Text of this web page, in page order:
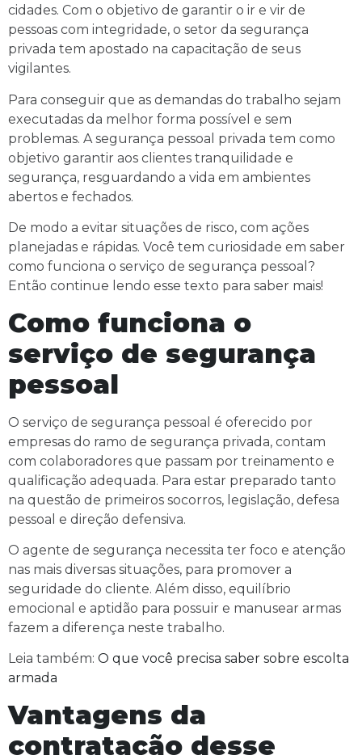
cidades. Com o objetivo de garantir o ir e vir de
pessoas com integridade, o setor da segurança
privada tem apostado na capacitação de seus
vigilantes.
Para conseguir que as demandas do trabalho sejam
executadas da melhor forma possível e sem
problemas. A segurança pessoal privada tem como
objetivo garantir aos clientes tranquilidade e
segurança, resguardando a vida em ambientes
abertos e fechados.
De modo a evitar situações de risco, com ações
planejadas e rápidas. Você tem curiosidade em saber
como funciona o serviço de segurança pessoal?
Então continue lendo esse texto para saber mais!
Como funciona o
serviço de segurança
pessoal
O serviço de segurança pessoal é oferecido por
empresas do ramo de segurança privada, contam
com colaboradores que passam por treinamento e
qualificação adequada. Para estar preparado tanto
na questão de primeiros socorros, legislação, defesa
pessoal e direção defensiva.
O agente de segurança necessita ter foco e atenção
nas mais diversas situações, para promover a
seguridade do cliente. Além disso, equilíbrio
emocional e aptidão para possuir e manusear armas
fazem a diferença neste trabalho.
Leia também: O que você precisa saber sobre escolta
armada
Vantagens da
contratação desse